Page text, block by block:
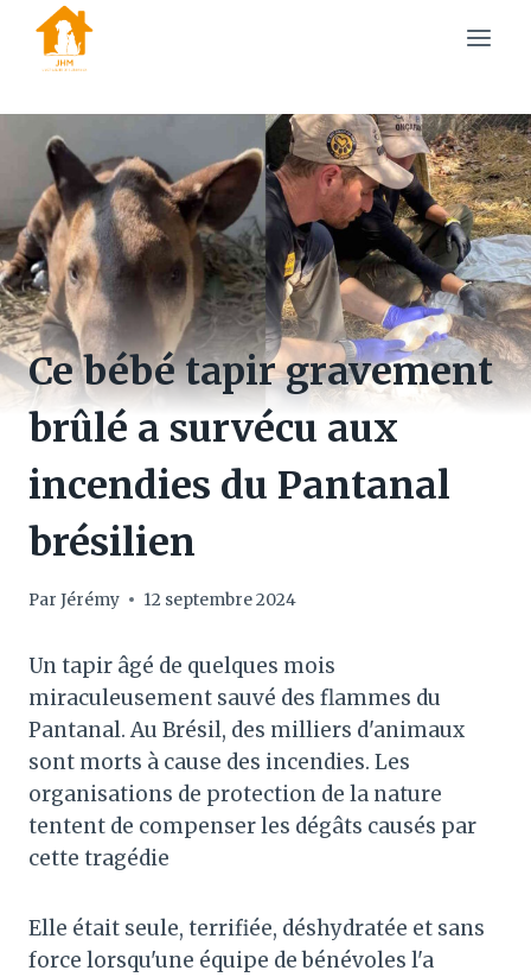
content
Ce bébé tapir gravement
brûlé a survécu aux
incendies du Pantanal
brésilien
Par Jérémy 12 septembre 2024
Un tapir âgé de quelques mois
miraculeusement sauvé des flammes du
Pantanal. Au Brésil, des milliers d'animaux
sont morts à cause des incendies. Les
organisations de protection de la nature
tentent de compenser les dégâts causés par
cette tragédie
Elle était seule, terrifiée, déshydratée et sans
force lorsqu'une équipe de bénévoles l'a